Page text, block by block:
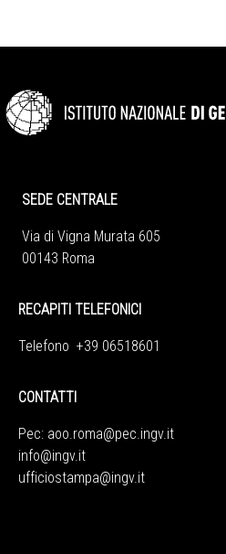
SEDE CENTRALE
Via di Vigna Murata 605
00143 Roma
RECAPITI TELEFONICI
Telefono +39 06518601
CONTATTI
Pec: aoo.roma@pec.ingv.it
info@ingv.it
ufficiostampa@ingv.it